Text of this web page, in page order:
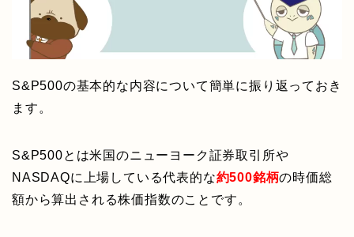
S&P500の基本的な内容について簡単に振り返っておき
ます。
S&P500とは米国のニューヨーク証券取引所や
NASDAQに上場している代表的な約500銘柄の時価総
額から算出される株価指数のことです。